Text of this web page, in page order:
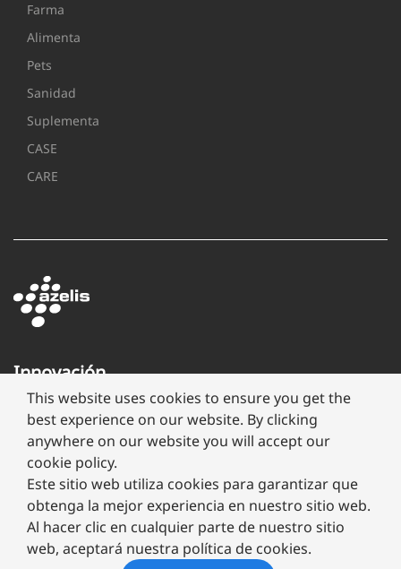
Farma
Alimenta
Pets
Sanidad
Suplementa
CASE
CARE
Innovación
través
de
formulación
2026 Megafarma
This website uses cookies to ensure you get the
best experience on our website. By clicking
anywhere on our website you will accept our
cookie policy.
Este sitio web utiliza cookies para garantizar que
obtenga la mejor experiencia en nuestro sitio web.
Al hacer clic en cualquier parte de nuestro sitio
web, aceptará nuestra política de cookies.